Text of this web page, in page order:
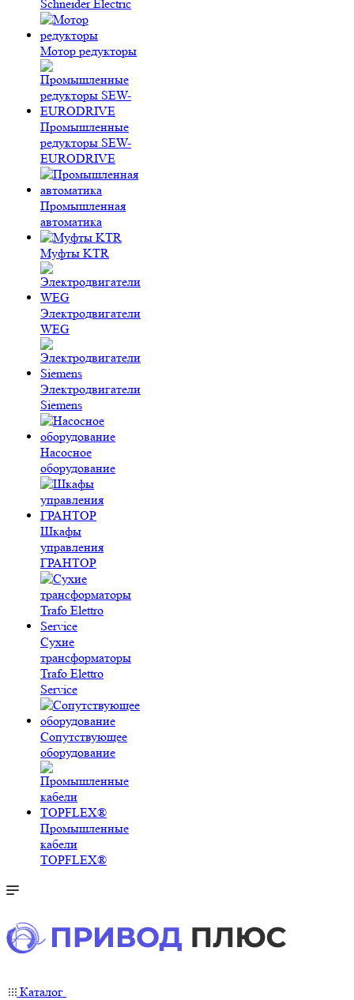
Schneider Electric
Мотор редукторы
Промышленные
редукторы SEW-
EURODRIVE
Промышленная
автоматика
Муфты KTR
Электродвигатели
WEG
Электродвигатели
Siemens
Насосное
оборудование
Шкафы
управления
ГРАНТОР
Сухие
трансформаторы
Trafo Elettro
Service
Сопутствующее
оборудование
Промышленные
кабели
TOPFLEX®
Каталог